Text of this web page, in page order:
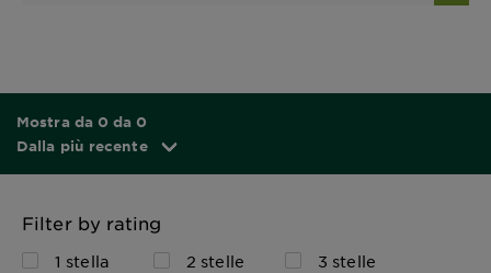
Mostra da 0 da 0
Dalla più recente
Filter by rating
1 stella 2 stelle
3 stelle